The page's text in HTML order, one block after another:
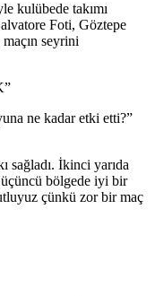
kulübede takımı
Foti, Göztepe
maçın seyrini
ne kadar etki etti?”
İkinci yarıda
bölgede iyi bir
çünkü zor bir maç